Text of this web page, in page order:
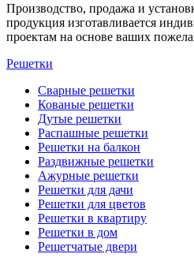
Производство, продажа и
продукция изготавливается
проектам на основе ваших
Решетки
Сварные решетки
Кованые решетки
Дутые решетки
Распашные решетки
Решетки на балкон
Раздвижные решетки
Ажурные решетки
Решетки для дачи
Решетки для цветов
Решетки в квартиру
Решетки в дом
Решетчатые двери